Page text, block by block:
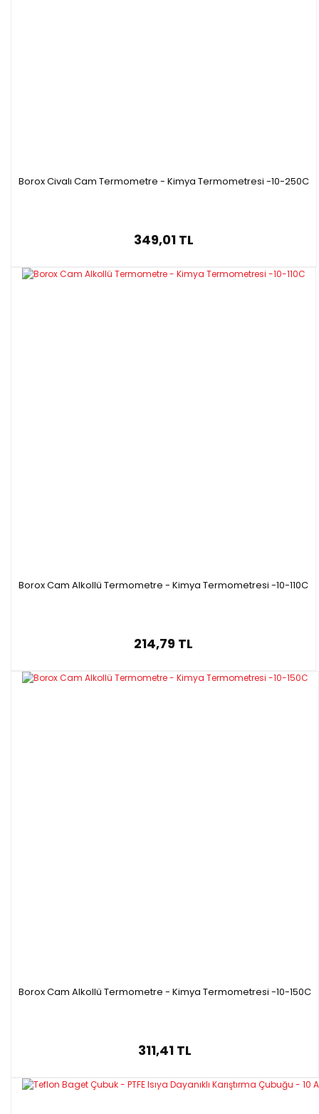
Borox Civalı Cam Termometre - Kimya Termometresi -10-250C
349,01 TL
Borox Cam Alkollü Termometre - Kimya Termometresi -10-110C
214,79 TL
Borox Cam Alkollü Termometre - Kimya Termometresi -10-150C
311,41 TL